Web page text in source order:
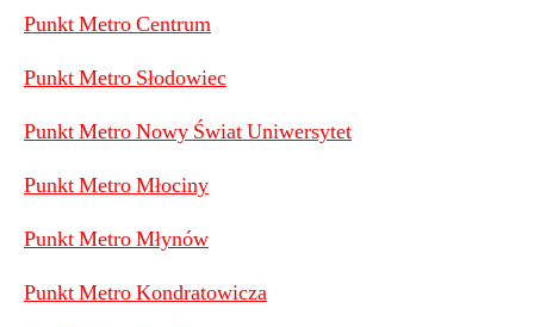
Punkt Metro Centrum
Punkt Metro Słodowiec
Punkt Metro Nowy Świat Uniwersytet
Punkt Metro Młociny
Punkt Metro Młynów
Punkt Metro Kondratowicza